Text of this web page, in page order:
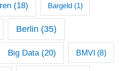
(18) Bargeld(1)
Berlin (35)
Big Data(20) BMVI (8)